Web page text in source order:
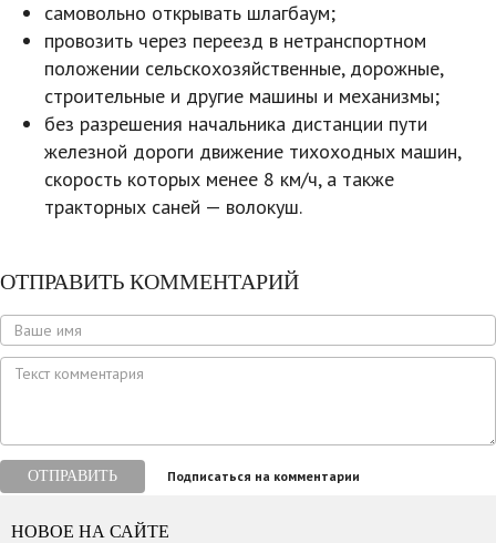
самовольно открывать шлагбаум;
провозить через переезд в нетранспортном
положении сельскохозяйственные, дорожные,
строительные и другие машины и механизмы;
без разрешения начальника дистанции пути
железной дороги движение тихоходных машин,
скорость которых менее 8 км/ч, а также
тракторных саней — волокуш.
ОТПРАВИТЬ КОММЕНТАРИЙ
ОТПРАВИТЬ Подписаться на комментарии
НОВОЕ НА САЙТЕ